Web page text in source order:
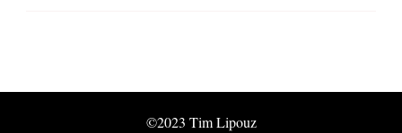
©2023 Tim Lipouz